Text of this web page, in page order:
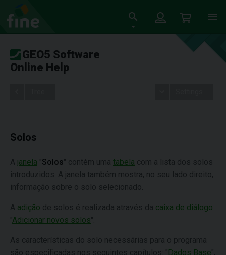
GEO5 Software
Online Help
Solos
A janela "Solos" contém uma tabela com a lista dos solos
introduzidos. A janela também mostra, no seu lado direito,
informação sobre o solo selecionado.
A adição de solos é realizada através da caixa de diálogo
"Adicionar novos solos".
As características do solo necessárias para o programa
são especificadas nos seguintes capítulos: "Dados Base",